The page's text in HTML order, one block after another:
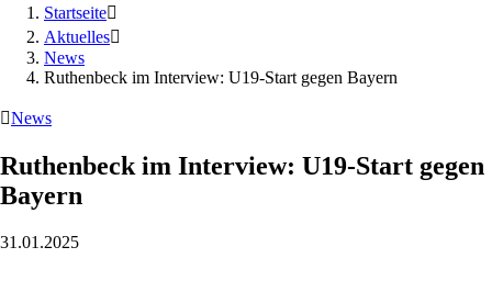
Startseite
Aktuelles
News
Ruthenbeck im Interview: U19-Start gegen Bayern
News
Ruthenbeck im Interview: U19-Start gegen
Bayern
31.01.2025